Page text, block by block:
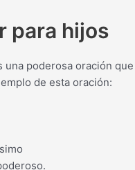
para hijos
una poderosa oración
de esta oración: